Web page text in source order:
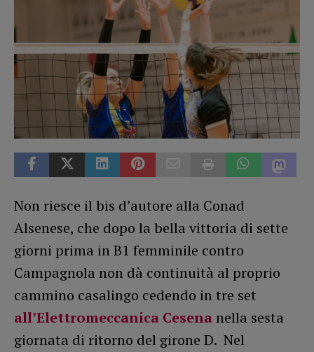
Non riesce il bis d’autore alla Conad
Alsenese, che dopo la bella vittoria di sette
giorni prima in B1 femminile contro
Campagnola non dà continuità al proprio
cammino casalingo cedendo in tre set
all’Elettromeccanica Cesena nella sesta
giornata di ritorno del girone D. Nel